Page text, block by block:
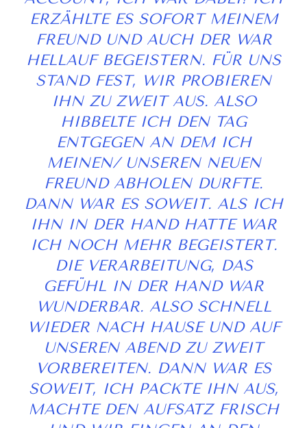
RZÄHLTE ES SOFORT MEINEM F
REUND UND AUCH DER WAR H
ELLAUF BEGEISTERN. FÜR UNS S
TAND FEST, WIR PROBIEREN I
HN ZU ZWEIT AUS. ALSO H
IBBELTE ICH DEN TAG E
NTGEGEN AN DEM ICH M
EINEN/ UNSEREN NEUEN F
REUND ABHOLEN DURFTE. D
ANN WAR ES SOWEIT. ALS ICH I
HN IN DER HAND HATTE WAR I
CH NOCH MEHR BEGEISTERT. D
IE VERARBEITUNG, DAS G
EFÜHL IN DER HAND WAR W
UNDERBAR. ALSO SCHNELL W
IEDER NACH HAUSE UND AUF U
NSEREN ABEND ZU ZWEIT V
ORBEREITEN. DANN WAR ES S
OWEIT, ICH PACKTE IHN AUS, M
ACHTE DEN AUFSATZ FRISCH U